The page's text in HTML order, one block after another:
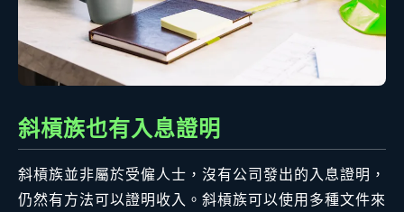
斜槓族也有入息證明
斜槓族並非屬於受僱人士，沒有公司發出的入息證明，
仍然有方法可以證明收入。斜槓族可以使用多種文件來